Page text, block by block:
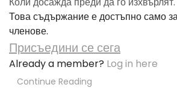
Това съдържание е достъпно само
членове.
Присъедини се сега
Already a member? Log in here
Continue Reading